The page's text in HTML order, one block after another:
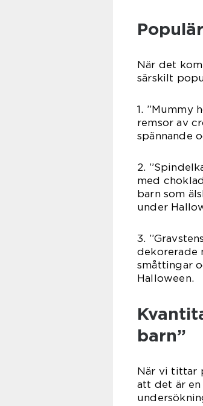
När det
särskilt
1. ”Mummy
remsor av
spännande
2.
med
barn som
under
3.
dekorerade
småttingar
Halloween.
barn”
När vi tittar
att det är